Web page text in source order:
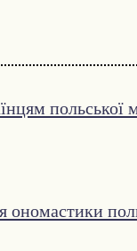
польської
ономастики